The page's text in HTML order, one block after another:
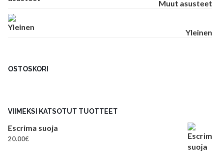
Muut asusteet
Yleinen
OSTOSKORI
VIIMEKSI KATSOTUT TUOTTEET
Escrima suoja
20.00€